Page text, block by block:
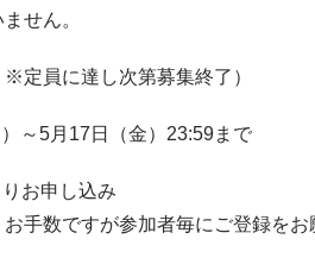
せん。
※定員に達し次第募集終了）
～5月17日（金）23:59まで
りお申し込み
手数ですが参加者毎にご登録をお